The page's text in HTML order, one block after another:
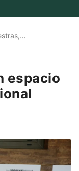
espacio